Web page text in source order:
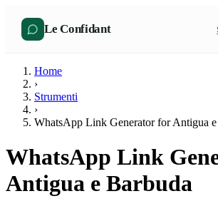
Le Confidant
Home
›
Strumenti
›
WhatsApp Link Generator for Antigua e
WhatsApp Link
Antigua e Barbuda